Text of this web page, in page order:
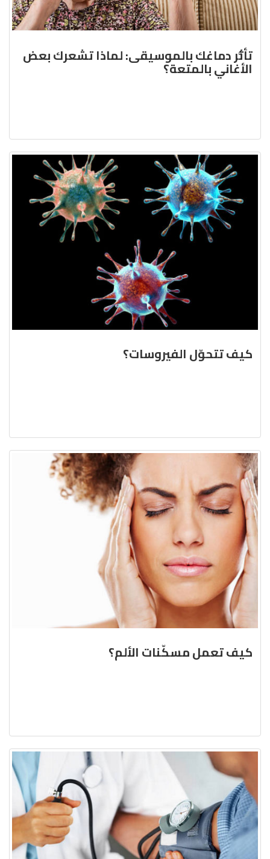
تأثُّر دماغك بالموسيقى: لماذا تشعرك بعض
الأغاني بالمتعة؟
كيف تتحوّل الفيروسات؟
كيف تعمل مسكّنات الألم؟